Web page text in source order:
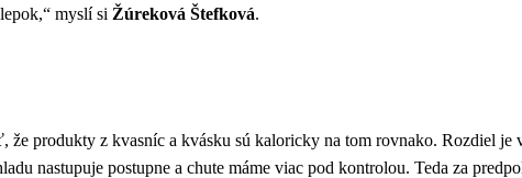
myslí si Žúreková Štefková.
že produkty z kvasníc a kvásku sú kaloricky na tom rovnako. Rozdiel
nastupuje postupne a chute máme viac pod kontrolou. Teda za